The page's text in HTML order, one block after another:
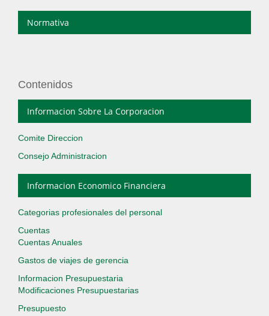
Normativa
Contenidos
Informacion Sobre La Corporacion
Comite Direccion
Consejo Administracion
Informacion Economico Financiera
Categorias profesionales del personal
Cuentas
Cuentas Anuales
Gastos de viajes de gerencia
Informacion Presupuestaria
Modificaciones Presupuestarias
Presupuesto